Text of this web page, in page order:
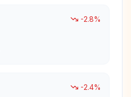
-2.8%
-2.4%